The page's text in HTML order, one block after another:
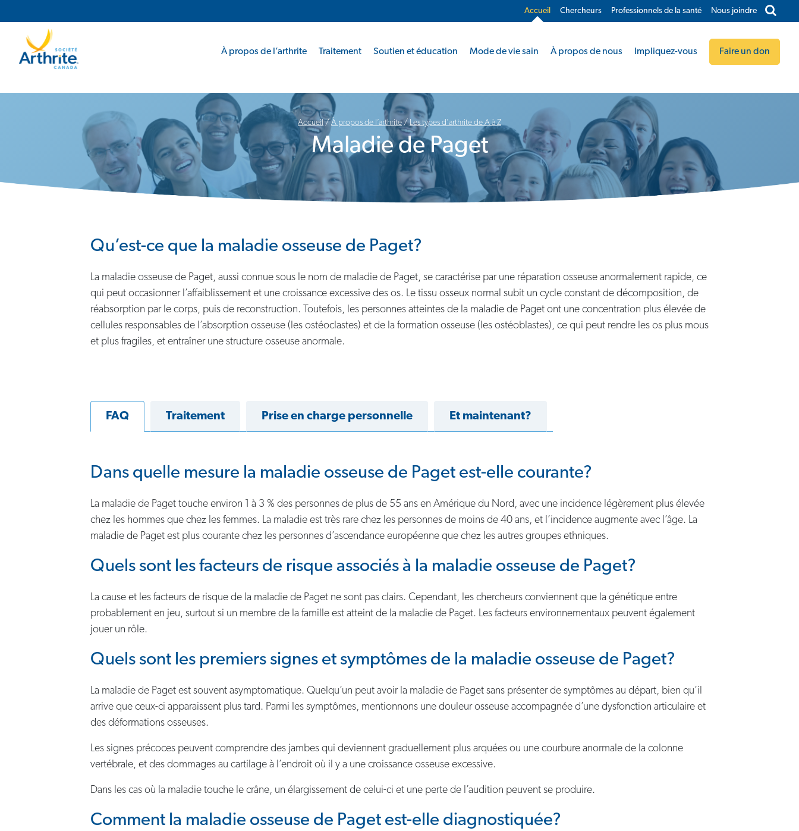
Accueil Chercheurs Professionnels de la santé Nous joindre​
Navigation secondaire
À propos de l’arthrite Traitement Soutien et éducation Mode de vie sain À propos de nous Impliquez-vous Faire un don
Accueil/À propos de l’arthrite/Les types d'arthrite de A à Z
Maladie de Paget
Qu’est-ce que la maladie osseuse de Paget?
La maladie osseuse de Paget, aussi connue sous le nom de maladie de Paget, se caractérise par une réparation osseuse anormalement rapide, ce
qui peut occasionner l’affaiblissement et une croissance excessive des os. Le tissu osseux normal subit un cycle constant de décomposition, de
réabsorption par le corps, puis de reconstruction. Toutefois, les personnes atteintes de la maladie de Paget ont une concentration plus élevée de
cellules responsables de l’absorption osseuse (les ostéoclastes) et de la formation osseuse (les ostéoblastes), ce qui peut rendre les os plus mous
et plus fragiles, et entraîner une structure osseuse anormale.
FAQ Traitement Prise en charge personnelle Et maintenant?
Dans quelle mesure la maladie osseuse de Paget est-elle courante?
La maladie de Paget touche environ 1 à 3 % des personnes de plus de 55 ans en Amérique du Nord, avec une incidence légèrement plus élevée
chez les hommes que chez les femmes. La maladie est très rare chez les personnes de moins de 40 ans, et l’incidence augmente avec l’âge. La
maladie de Paget est plus courante chez les personnes d’ascendance européenne que chez les autres groupes ethniques.
Quels sont les facteurs de risque associés à la maladie osseuse de Paget?
La cause et les facteurs de risque de la maladie de Paget ne sont pas clairs. Cependant, les chercheurs conviennent que la génétique entre
probablement en jeu, surtout si un membre de la famille est atteint de la maladie de Paget. Les facteurs environnementaux peuvent également
jouer un rôle.
Quels sont les premiers signes et symptômes de la maladie osseuse de Paget?
La maladie de Paget est souvent asymptomatique. Quelqu’un peut avoir la maladie de Paget sans présenter de symptômes au départ, bien qu’il
arrive que ceux-ci apparaissent plus tard. Parmi les symptômes, mentionnons une douleur osseuse accompagnée d’une dysfonction articulaire et
des déformations osseuses.
Les signes précoces peuvent comprendre des jambes qui deviennent graduellement plus arquées ou une courbure anormale de la colonne
vertébrale, et des dommages au cartilage à l’endroit où il y a une croissance osseuse excessive.
Dans les cas où la maladie touche le crâne, un élargissement de celui-ci et une perte de l’audition peuvent se produire.
Comment la maladie osseuse de Paget est-elle diagnostiquée?